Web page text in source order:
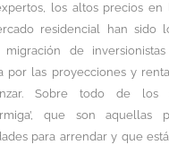
los altos precios
residencial han sido
de
por las proyecciones y
Sobre todo de los
que son aquellas
para arrendar y que